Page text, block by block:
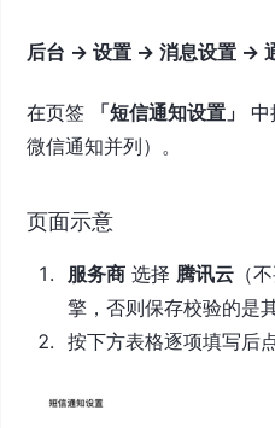
后台 → 设置 → 消息设置 →
在页签 「短信通知设置」
中
微信通知并列）。
页面示意
服务商 选择 腾讯云 （
擎，否则保存校验的是
按下方表格逐项填写后